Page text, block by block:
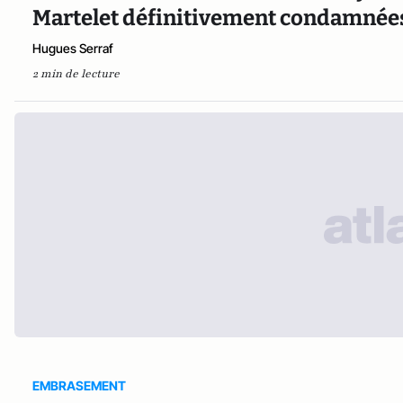
Martelet définitivement
Hugues Serraf
2 min de lecture
EMBRASEMENT